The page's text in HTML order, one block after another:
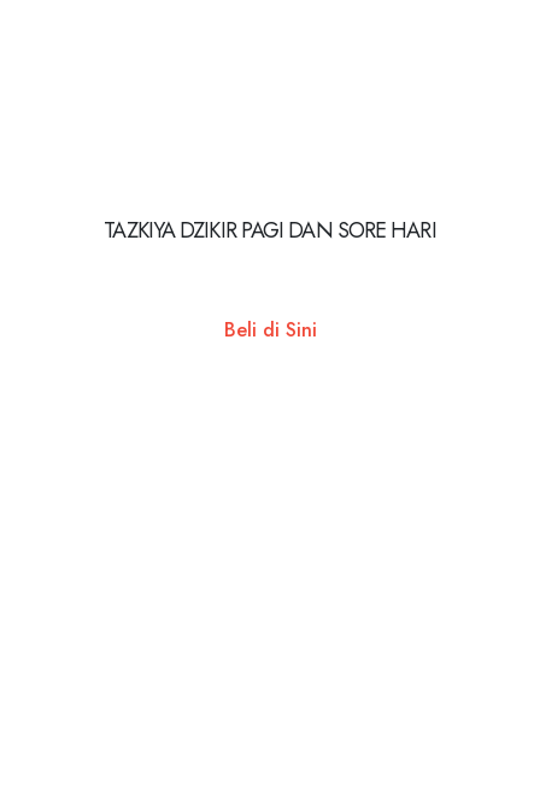
TAZKIYA DZIKIR PAGI DAN SORE HARI
Beli di Sini